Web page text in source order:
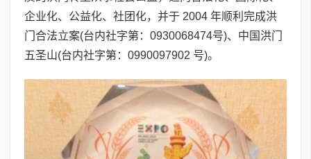
企业化、公益化、社团化，并于 2004 年顺利完成洪
门合法立案(台内社字第：0930068474号)、中国洪门
五圣山(台内社字第：0990097902 号)。